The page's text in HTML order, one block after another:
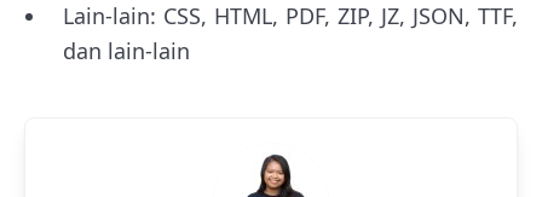
Lain-lain: CSS, HTML, PDF, ZIP, JZ, JSON, TTF,
dan lain-lain